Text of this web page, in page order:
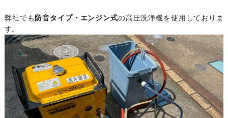
弊社でも 防音タイプ・エンジン式の高圧洗浄機を使用しておりま
す。